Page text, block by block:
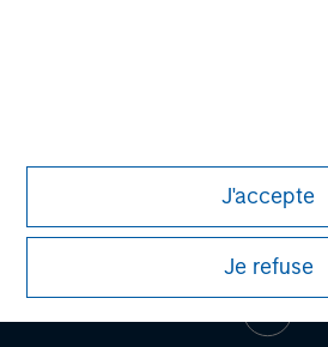
J'accepte
Je refuse